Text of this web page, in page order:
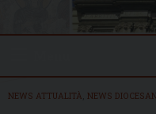
NEWS ATTUALITÀ NEWS